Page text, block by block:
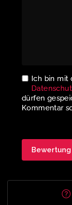
Ich bin mit
dürfen
Kommentar